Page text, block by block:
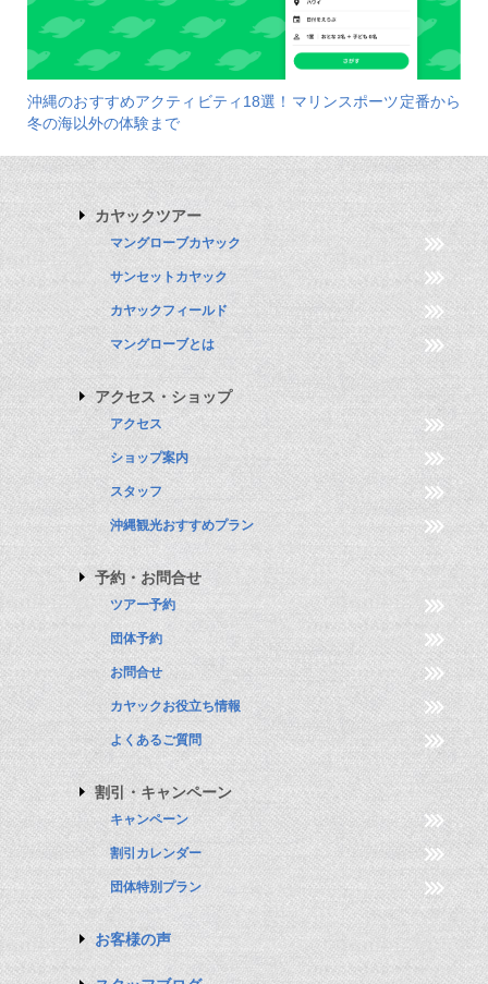
沖縄のおすすめアクティビティ18選！マリンスポーツ定番から
冬の海以外の体験まで
カヤックツアー
マングローブカヤック
サンセットカヤック
カヤックフィールド
マングローブとは
アクセス・ショップ
アクセス
ショップ案内
スタッフ
沖縄観光おすすめプラン
予約・お問合せ
ツアー予約
団体予約
お問合せ
カヤックお役立ち情報
よくあるご質問
割引・キャンペーン
キャンペーン
割引カレンダー
団体特別プラン
お客様の声